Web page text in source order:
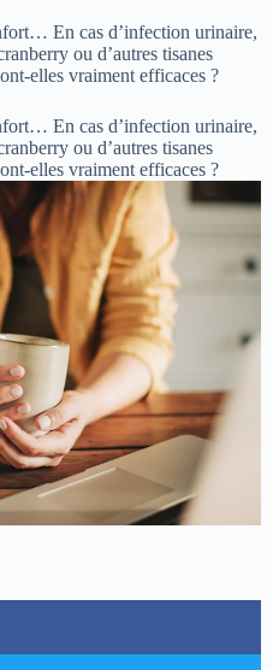
En cas d’infection urinaire,
ou d’autres tisanes
elles vraiment efficaces ?
En cas d’infection urinaire,
ou d’autres tisanes
elles vraiment efficaces ?